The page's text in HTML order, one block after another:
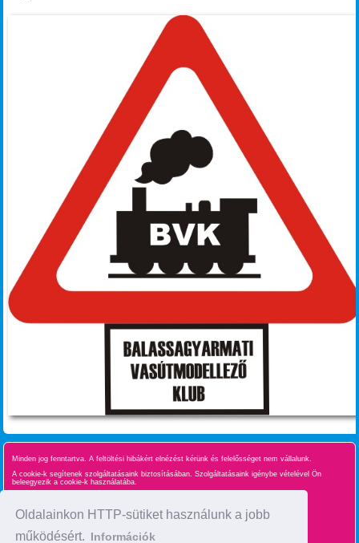
Oldalainkon HTTP-sütiket használunk a jobb
működésért. Információk
Minden jog fenntartva. A feltöltési hibákért elnézést kérünk és felelősséget nem vállalunk.
A cookie-k segítenek szolgáltatásaink biztosításában. Szolgáltatásaink igénybe vételével Ön
beleegyezik a cookie-k használatába.